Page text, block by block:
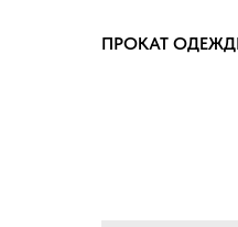
ПРОКАТ